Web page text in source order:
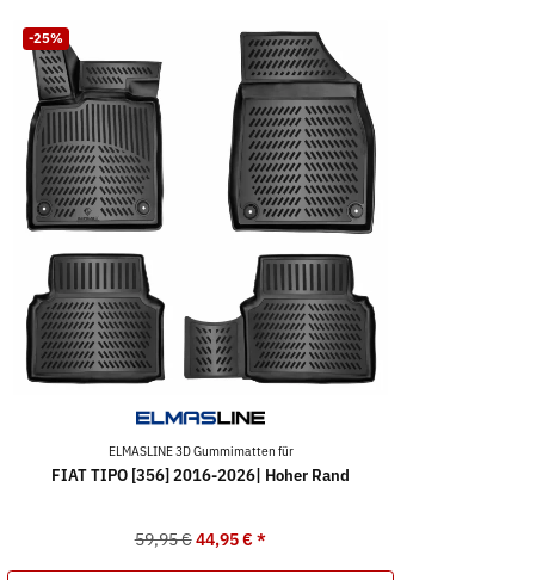
-25%
ELMASLINE 3D Gummimatten für
FIAT TIPO [356] 2016-2026| Hoher Rand
59,95 € 44,95 €*